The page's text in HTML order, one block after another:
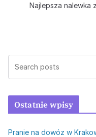
Najlepsza nalewka
Ostatnie wpisy
Pranie na dowóz w